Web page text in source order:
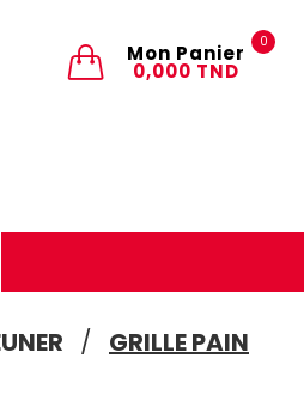
0
Mon Panier
0,000 TND
GRILLE PAIN